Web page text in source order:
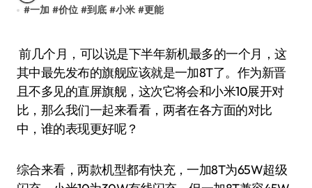
#一加 #价位 #到底 #小米 #更能
前几个月，可以说是下半年新机最多的一个月，这
其中最先发布的旗舰应该就是一加8T了。作为新晋
且不多见的直屏旗舰，这次它将会和小米10展开对
比，那么我们一起来看看，两者在各方面的对比
中，谁的表现更好呢？
综合来看，两款机型都有快充，一加8T为65W超级